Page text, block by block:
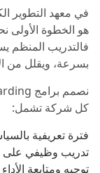
في معهد التطوير
هو الخطوة الأولى
فالتدريب المنظم
بسرعة، ويقلل من
كل شركة تشمل:
فترة تعريفية
تدريب وظيفي على
توجيه ومتابعة